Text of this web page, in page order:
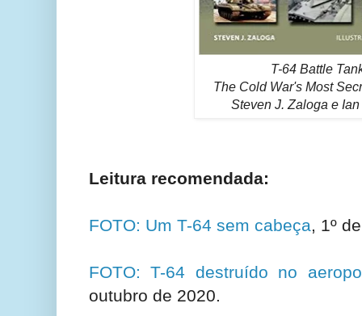
T-64 Battle
The Cold War's Most
Steven J. Zaloga e
Leitura recomendada:
FOTO: Um T-64 sem cabeça, 1º
FOTO: T-64 destruído no
outubro de 2020.